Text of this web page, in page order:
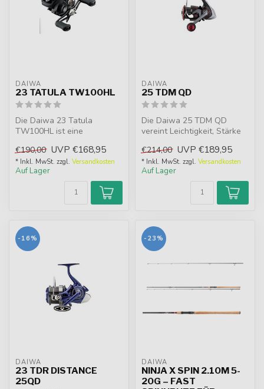
DAIWA
23 TATULA TW100HL
Die Daiwa 23 Tatula
TW100HL ist eine
Hyperdrive Desig...
€190,00 UVP €168,95
* Inkl. MwSt. zzgl. Versandkosten
Auf Lager
DAIWA
25 TDM QD
Die Daiwa 25 TDM QD
vereint Leichtigkeit, Stärke
Des...
€214,00 UVP €189,95
* Inkl. MwSt. zzgl. Versandkosten
Auf Lager
-16%
DAIWA
23 TDR DISTANCE
25QD
-23%
DAIWA
NINJA X SPIN 2.10M 5-
20G – FAST